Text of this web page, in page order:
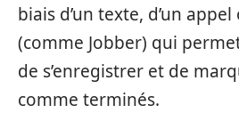
biais d’un texte, d’un
(comme Jobber) qui
de s’enregistrer et de
comme terminés.